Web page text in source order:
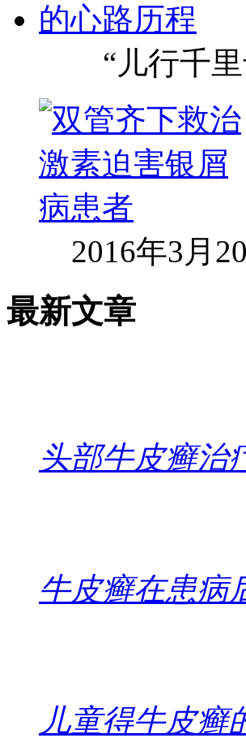
“儿行千里
2016年3月
最新文章
头部牛皮癣治
牛皮癣在患病
儿童得牛皮癣